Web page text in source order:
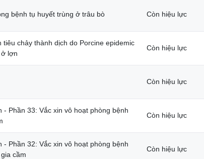
bệnh tụ huyết trùng ở trâu bò Còn hiệu lực
tiêu chảy thành dịch do Porcine epidemic
lợn
Còn hiệu lực
Còn hiệu lực
- Phần 33: Vắc xin vô hoạt phòng bệnh
Còn hiệu lực
- Phần 32: Vắc xin vô hoạt phòng bệnh
cầm
Còn hiệu lực